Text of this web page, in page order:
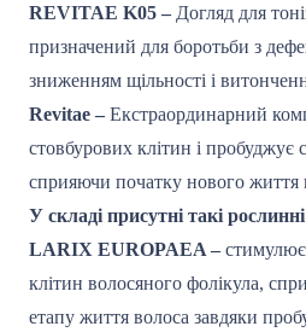
REVITAE K05 – Догляд для
призначений для боротьби з
зниженням щільності і
Revitae – Екстраординарний
стовбурових клітин і пробуджує
сприяючи початку нового життя
У складі присутні такі
LARIX EUROPAEA –
клітин волосяного фолікула,
етапу життя волоса завдяки